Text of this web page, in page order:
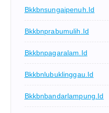
Bkkbnsungaipenuh.id
Bkkbnprabumulih.id
Bkkbnpagaralam.id
Bkkbnlubuklinggau.id
Bkkbnbandarlampung.id